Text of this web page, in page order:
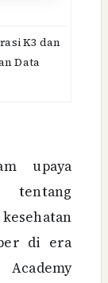
K3 dan
Data
upaya
tentang
di era